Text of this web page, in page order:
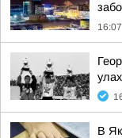
16:07
В